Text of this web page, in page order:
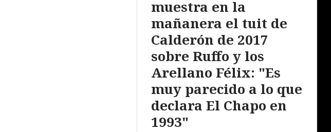
muestra en la
mañanera el tuit de
Calderón de 2017
sobre Ruffo y los
Arellano Félix: "Es
muy parecido a lo que
declara El Chapo en
1993"